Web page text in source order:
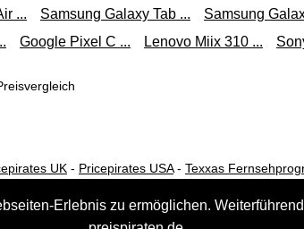
... Samsung Galaxy Tab ... Samsung
Google Pixel C ... Lenovo Miix 310 ...
UK - Pricepirates USA- Texxas
Erlebnis zu ermöglichen.